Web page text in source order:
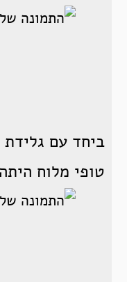
ביחד עם
טופי מלוח